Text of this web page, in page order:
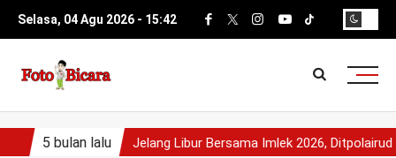
Selasa, 04 Agu 2026 - 15:42
5 bulan lalu Jelang Libur Bersama Imlek 2026,